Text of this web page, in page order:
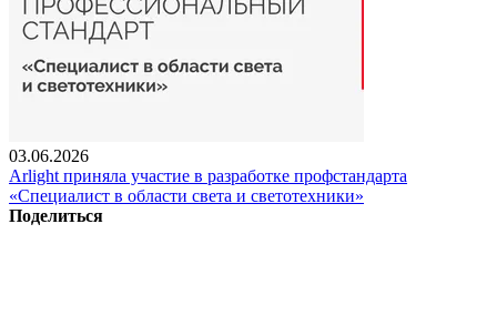
03.06.2026
Arlight приняла участие в разработке профстандарта
«Специалист в области света и светотехники»
Поделиться